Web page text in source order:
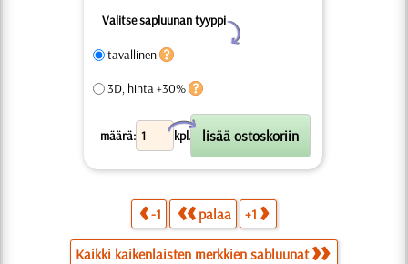
Valitse sapluunan tyyppi
Y
tavallinen
3D, hinta +30%
määrä: kpl.
X
-1 palaa +1
Kaikki kaikenlaisten merkkien sabluunat